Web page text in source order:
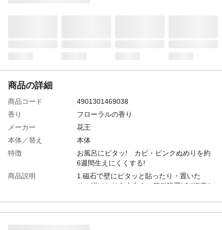
商品の詳細
商品コード
4901301469038
香り
フローラルの香り
メーカー
花王
本体／替え
本体
特徴
お風呂にピタッ! カビ・ピンクぬめりを約
6週間生えにくくする!
商品説明
1.磁石で壁にピタッと貼ったり・置いた
り・掛けたり自由自在に簡単設置! 2.”塩素な